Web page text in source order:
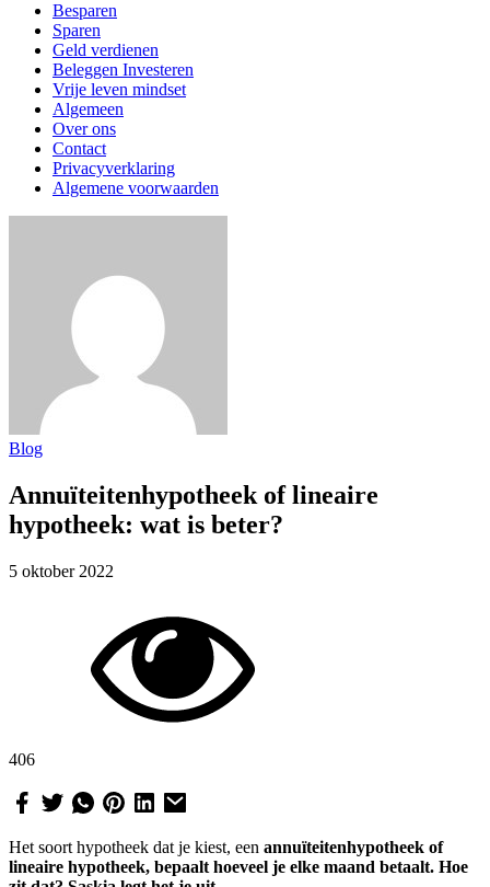
Besparen
Sparen
Geld verdienen
Beleggen Investeren
Vrije leven mindset
Algemeen
Over ons
Contact
Privacyverklaring
Algemene voorwaarden
Blog
Annuïteitenhypotheek of lineaire
hypotheek: wat is beter?
5 oktober 2022
406
Het soort hypotheek dat je kiest, een annuïteitenhypotheek of
lineaire hypotheek, bepaalt hoeveel je elke maand betaalt. Hoe